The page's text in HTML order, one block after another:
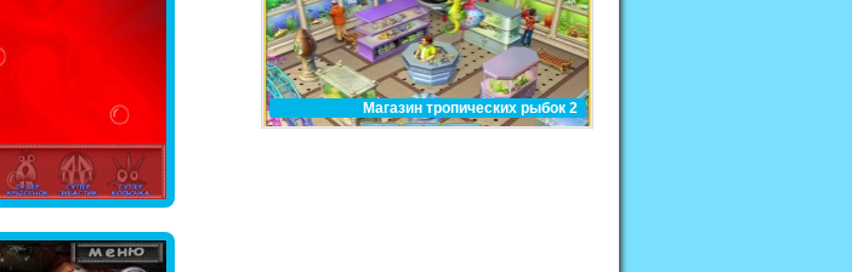
Магазин тропических рыбок 2